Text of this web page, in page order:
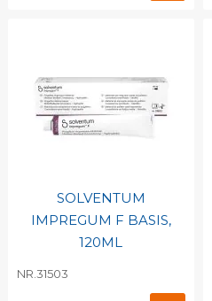
SOLVENTUM
IMPREGUM F BASIS,
120ML
NR.31503